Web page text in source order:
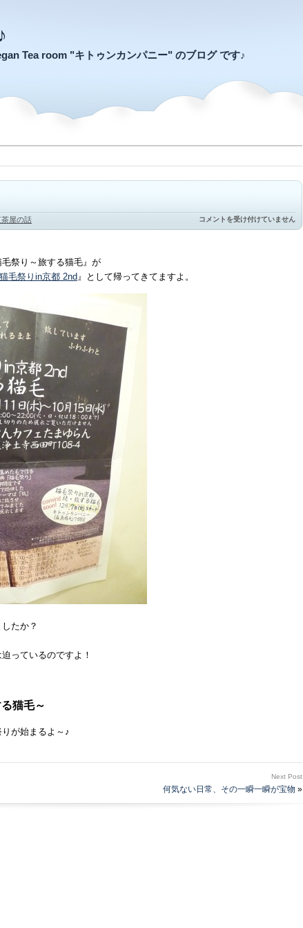
Tea room "キトゥンカンパニー" のブログ です♪
茶屋の話
猫
毛
コメントを受け付けていません
祭り～旅する猫毛』が
猫毛祭りin京都 2nd』として帰ってきてますよ。
たか？
っているのですよ！
猫毛～
が始まるよ～♪
Next Post
何気ない日常、その一瞬一瞬が宝物 »